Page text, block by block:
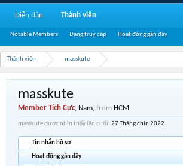
Thành viên masskute
masskute
Member Tích Cực, Nam, from HCM
masskute được nhìn thấy lần cuối: 27 Tháng chín 2022
Tin nhắn hồ sơ
Hoạt động gần đây
Diễn đàn Thành viên
Notable Members Đang truy cập Hoạt động gần đây